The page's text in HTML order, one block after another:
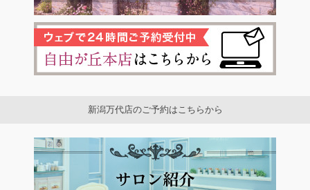
新潟万代店のご予約はこちらから